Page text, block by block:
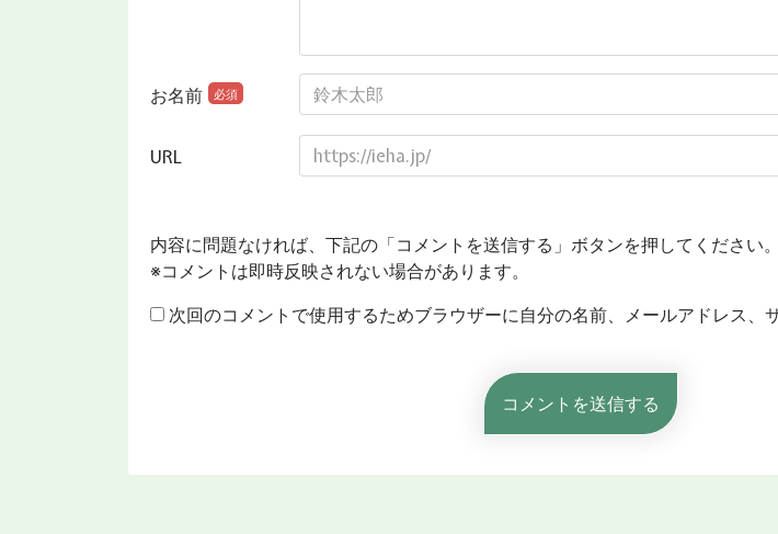
お名前 必須
URL
内容に問題なければ、下記の「コメントを送信する」ボタンを押してください。
※コメントは即時反映されない場合があります。
次回のコメントで使用するためブラウザーに自分の名前、メールアドレス、